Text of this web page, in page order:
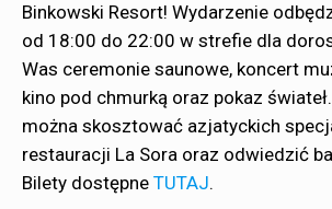
Binkowski Resort! Wydarzenie
od 18:00 do 22:00 w strefie dla
Was ceremonie saunowe, koncert
kino pod chmurką oraz pokaz
można skosztować azjatyckich
restauracji La Sora oraz odwiedzić
Bilety dostępne TUTAJ.